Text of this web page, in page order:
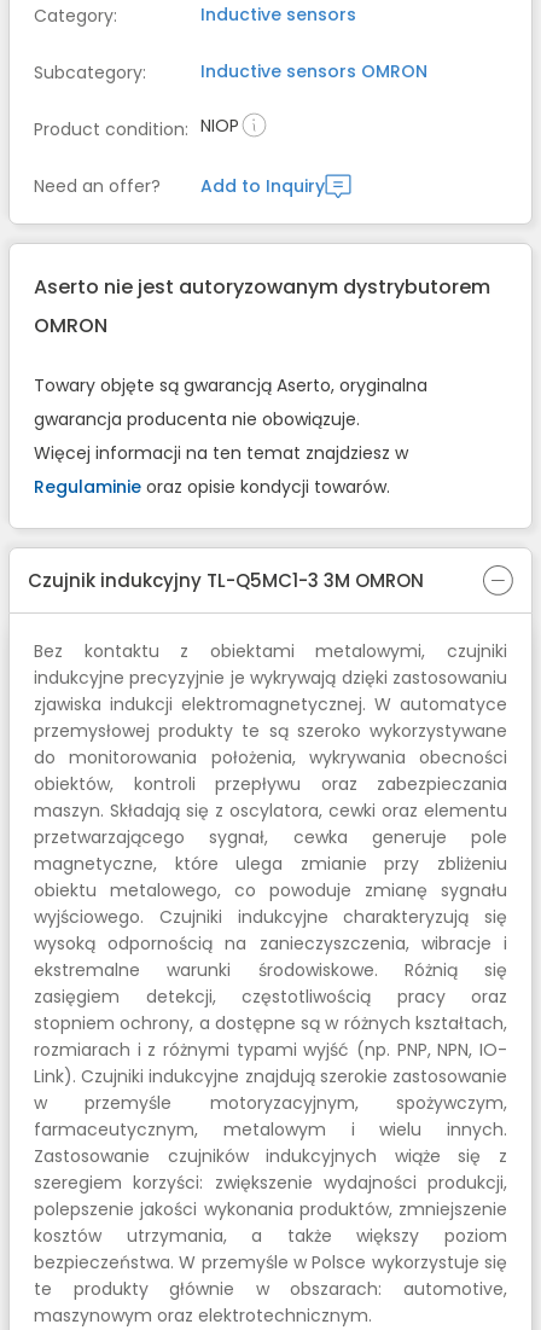
Category: Inductive sensors
Subcategory: Inductive sensors OMRON
Product condition: NIOP
Need an offer? Add to Inquiry
Aserto nie jest autoryzowanym dystrybutorem
OMRON
Towary objęte są gwarancją Aserto, oryginalna
gwarancja producenta nie obowiązuje.
Więcej informacji na ten temat znajdziesz w
Regulaminie oraz opisie kondycji towarów.
Czujnik indukcyjny TL-Q5MC1-3 3M OMRON
Bez kontaktu z obiektami metalowymi, czujniki
indukcyjne precyzyjnie je wykrywają dzięki zastosowaniu
zjawiska indukcji elektromagnetycznej. W automatyce
przemysłowej produkty te są szeroko wykorzystywane
do monitorowania położenia, wykrywania obecności
obiektów, kontroli przepływu oraz zabezpieczania
maszyn. Składają się z oscylatora, cewki oraz elementu
przetwarzającego sygnał, cewka generuje pole
magnetyczne, które ulega zmianie przy zbliżeniu
obiektu metalowego, co powoduje zmianę sygnału
wyjściowego. Czujniki indukcyjne charakteryzują się
wysoką odpornością na zanieczyszczenia, wibracje i
ekstremalne warunki środowiskowe. Różnią się
zasięgiem detekcji, częstotliwością pracy oraz
stopniem ochrony, a dostępne są w różnych kształtach,
rozmiarach i z różnymi typami wyjść (np. PNP, NPN, IO-
Link). Czujniki indukcyjne znajdują szerokie zastosowanie
w przemyśle motoryzacyjnym, spożywczym,
farmaceutycznym, metalowym i wielu innych.
Zastosowanie czujników indukcyjnych wiąże się z
szeregiem korzyści: zwiększenie wydajności produkcji,
polepszenie jakości wykonania produktów, zmniejszenie
kosztów utrzymania, a także większy poziom
bezpieczeństwa. W przemyśle w Polsce wykorzystuje się
te produkty głównie w obszarach: automotive,
maszynowym oraz elektrotechnicznym.